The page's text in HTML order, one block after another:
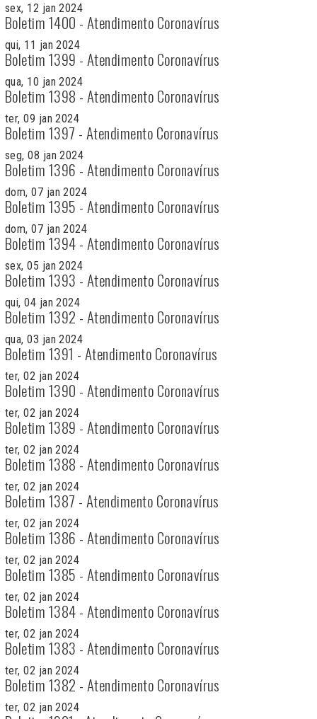
sex, 12 jan 2024
Boletim 1400 - Atendimento Coronavírus
qui, 11 jan 2024
Boletim 1399 - Atendimento Coronavírus
qua, 10 jan 2024
Boletim 1398 - Atendimento Coronavírus
ter, 09 jan 2024
Boletim 1397 - Atendimento Coronavírus
seg, 08 jan 2024
Boletim 1396 - Atendimento Coronavírus
dom, 07 jan 2024
Boletim 1395 - Atendimento Coronavírus
dom, 07 jan 2024
Boletim 1394 - Atendimento Coronavírus
sex, 05 jan 2024
Boletim 1393 - Atendimento Coronavírus
qui, 04 jan 2024
Boletim 1392 - Atendimento Coronavírus
qua, 03 jan 2024
Boletim 1391 - Atendimento Coronavírus
ter, 02 jan 2024
Boletim 1390 - Atendimento Coronavírus
ter, 02 jan 2024
Boletim 1389 - Atendimento Coronavírus
ter, 02 jan 2024
Boletim 1388 - Atendimento Coronavírus
ter, 02 jan 2024
Boletim 1387 - Atendimento Coronavírus
ter, 02 jan 2024
Boletim 1386 - Atendimento Coronavírus
ter, 02 jan 2024
Boletim 1385 - Atendimento Coronavírus
ter, 02 jan 2024
Boletim 1384 - Atendimento Coronavírus
ter, 02 jan 2024
Boletim 1383 - Atendimento Coronavírus
ter, 02 jan 2024
Boletim 1382 - Atendimento Coronavírus
ter, 02 jan 2024